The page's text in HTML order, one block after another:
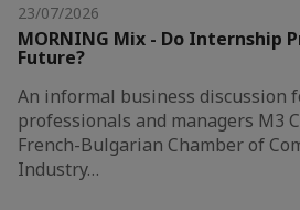
23/07/2026
MORNING Mix - Do Internship
Future?
An informal business discussion
professionals and managers M3
French-Bulgarian Chamber of
Industry…